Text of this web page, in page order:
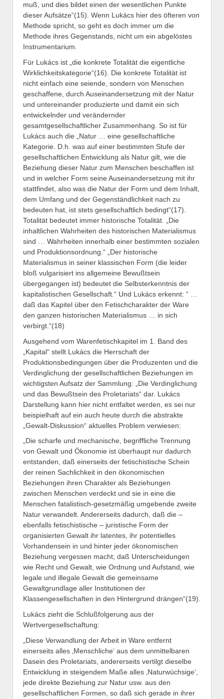
muß, und dies bildet einen der wesentlichen Punkte
dieser Aufsätze“(15). Wenn Lukács hier des öfteren von
Methode spricht, so geht es doch immer um die
Methode ihres Gegenstands, nicht um ein abgelöstes
Instrumentarium.
Für Lukács ist „die konkrete Totalität die eigentliche
Wirklichkeitskategorie“(16). Die konkrete Totalität ist
nicht einfach eine seiende, sondern von Menschen
geschaffene, durch Auseinandersetzung mit der Natur
und untereinander produzierte und damit ein sich
entwickelnder und verändernder
gesamtgesellschaftlicher Zusammenhang. So ist für
Lukács auch die „Natur … eine gesellschaftliche
Kategorie. D.h. was auf einer bestimmten Stufe der
gesellschaftlichen Entwicklung als Natur gilt, wie die
Beziehung dieser Natur zum Menschen beschaffen ist
und in welcher Form seine Auseinandersetzung mit ihr
stattfindet, also was die Natur der Form und dem Inhalt,
dem Umfang und der Gegenständlichkeit nach zu
bedeuten hat, ist stets gesellschaftlich bedingt“(17).
Totalität bedeutet immer historische Totalität. „Die
inhaltlichen Wahrheiten des historischen Materialismus
sind … Wahrheiten innerhalb einer bestimmten sozialen
und Produktionsordnung.“ „Der historische
Materialismus in seiner klassischen Form (die leider
bloß vulgarisiert ins allgemeine Bewußtsein
übergegangen ist) bedeutet die Selbsterkenntnis der
kapitalistischen Gesellschaft.“ Und Lukács erkennt: “ …
daß das Kapitel über den Fetischcharakter der Ware
den ganzen historischen Materialismus … in sich
verbirgt.“(18)
Ausgehend vom Warenfetischkapitel im 1. Band des
„Kapital“ stellt Lukács die Herrschaft der
Produktionsbedingungen über die Produzenten und die
Verdinglichung der gesellschaftlichen Beziehungen im
wichtigsten Aufsatz der Sammlung: „Die Verdinglichung
und das Bewußtsein des Proletariats“ dar. Lukács
Darstellung kann hier nicht entfaltet werden, es sei nur
beispielhaft auf ein auch heute durch die abstrakte
„Gewalt-Diskussion“ aktuelles Problem verwiesen:
„Die scharfe und mechanische, begriffliche Trennung
von Gewalt und Ökonomie ist überhaupt nur dadurch
entstanden, daß einerseits der fetischistische Schein
der reinen Sachlichkeit in den ökonomischen
Beziehungen ihren Charakter als Beziehungen
zwischen Menschen verdeckt und sie in eine die
Menschen fatalistisch-gesetzmäßig umgebende zweite
Natur verwandelt. Andererseits dadurch, daß die –
ebenfalls fetischistische – juristische Form der
organisierten Gewalt ihr latentes, ihr potentielles
Vorhandensein in und hinter jeder ökonomischen
Beziehung vergessen macht; daß Unterscheidungen
wie Recht und Gewalt, wie Ordnung und Aufstand, wie
legale und illegale Gewalt die gemeinsame
Gewaltgrundlage aller Institutionen der
Klassengesellschaften in den Hintergrund drängen“(19).
Lukács zieht die Schlußfolgerung aus der
Wertvergesellschaftung:
„Diese Verwandlung der Arbeit in Ware entfernt
einerseits alles ‚Menschliche‘ aus dem unmittelbaren
Dasein des Proletariats, andererseits vertilgt dieselbe
Entwicklung in steigendem Maße alles ‚Naturwüchsige‘,
jede direkte Beziehung zur Natur usw. aus den
gesellschaftlichen Formen, so daß sich gerade in ihrer